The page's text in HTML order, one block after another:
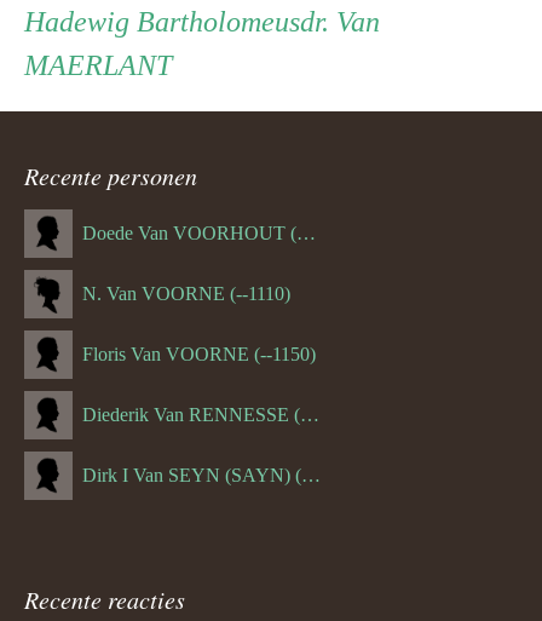
ouder
Hadewig Bartholomeusdr. Van
MAERLANT
Recente personen
Doede Van VOORHOUT (Van FORNEHOLT) (--1101)
N. Van VOORNE (--1110)
Floris Van VOORNE (--1150)
Diederik Van RENNESSE (--1144)
Dirk I Van SEYN (SAYN) (--1120)
Recente reacties